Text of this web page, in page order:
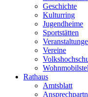
Geschichte
Kulturring
Jugendheime
Sportstätten
Vereine
Rathaus
Amtsblatt